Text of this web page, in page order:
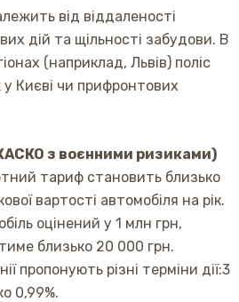
від віддаленості
дій та щільності забудови. В
(наприклад, Львів) поліс
Києві чи прифронтових
з воєнними ризиками)
тариф становить близько
вартості автомобіля на рік.
оцінений у 1 млн грн,
близько 20 000 грн.
пропонують різні терміни дії:3
0,99%.